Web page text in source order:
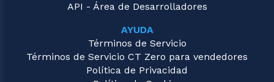
API - Área de Desarrolladores
AYUDA
Términos de Servicio
Términos de Servicio CT Zero para vendedores
Política de Privacidad